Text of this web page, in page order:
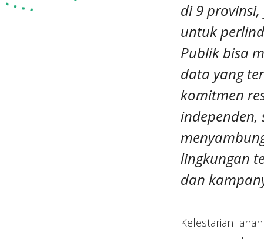
di 9
untuk
Publik bisa
data yang
komitmen
independen,
lingkungan
dan
Kelestarian